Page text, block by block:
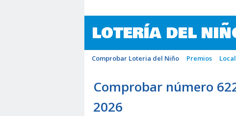
LOTERÍA DEL
Comprobar Loteria del Niño Premios
Comprobar número
2026